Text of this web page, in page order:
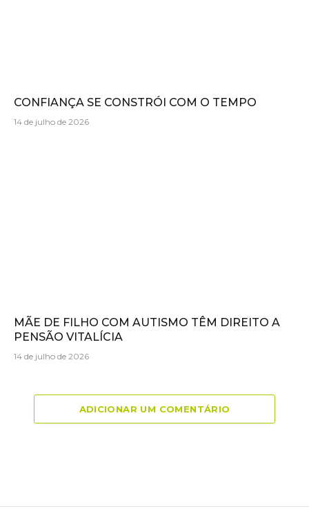
CONFIANÇA SE CONSTRÓI COM O TEMPO
14 de julho de 2026
MÃE DE FILHO COM AUTISMO TÊM DIREITO A
PENSÃO VITALÍCIA
14 de julho de 2026
ADICIONAR UM COMENTÁRIO